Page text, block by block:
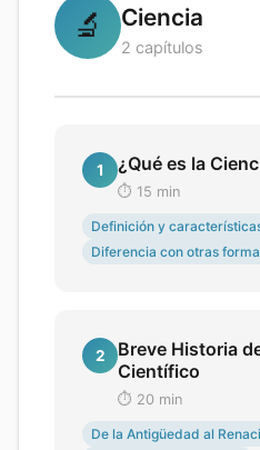
🔬
Ciencia
2 capítulos
1 ¿Qué es la
⏱️ 15 min
Definición y
Diferencia con otras
2
Breve Historia
Científico
⏱️ 20 min
De la Antigüedad al